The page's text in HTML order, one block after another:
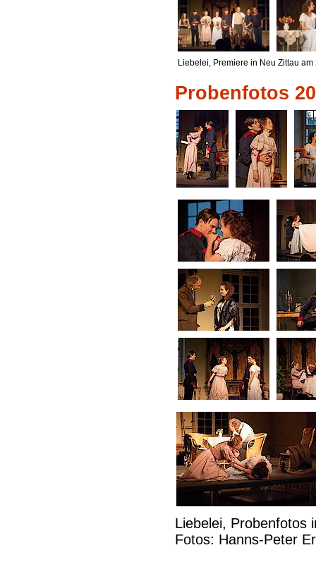
Liebelei, Premiere in Neu Zittau
Probenfotos
Liebelei, Probenfotos
Fotos: Hanns-Peter